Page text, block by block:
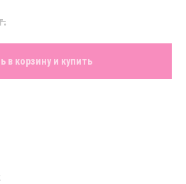
в корзину и купить